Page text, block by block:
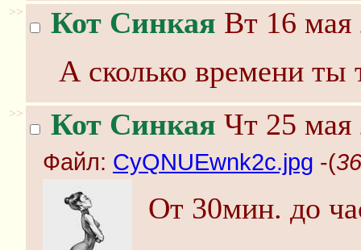
>> Кот Синкая Вт 16 мая
А сколько времени ты
>> Кот Синкая Чт 25 мая
Файл: CyQNUEwnk2c.jpg -(
От 30мин. до